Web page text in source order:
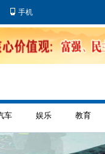
手机
车 娱乐 教育